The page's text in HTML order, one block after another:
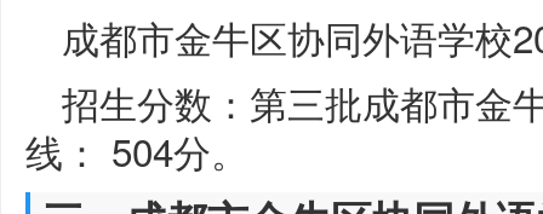
成都市金牛区协同外语学校
招生分数：第三批成都市金
线： 504分。